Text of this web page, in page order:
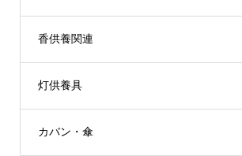
香供養関連
灯供養具
カバン・傘